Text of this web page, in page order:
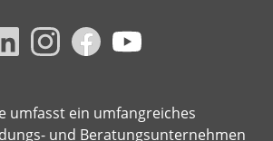
umfasst ein umfangreiches
und Beratungsunternehmen